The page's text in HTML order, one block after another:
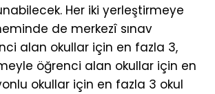
Her iki yerleştirmeye
de merkezî sınav
alan okullar için en fazla 3,
öğrenci alan okullar için en
okullar için en fazla 3 okul